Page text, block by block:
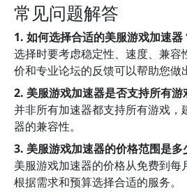
常见问题解答
1. 如何选择合适的美服游戏加速器
选择时要考虑稳定性、速度、兼容
价和专业论坛的反馈可以帮助您做
2. 美服游戏加速器是否支持所有游
并非所有加速器都支持所有游戏，
器的兼容性。
3. 美服游戏加速器的价格范围是多
美服游戏加速器的价格从免费到每
根据需求和预算选择合适的服务。